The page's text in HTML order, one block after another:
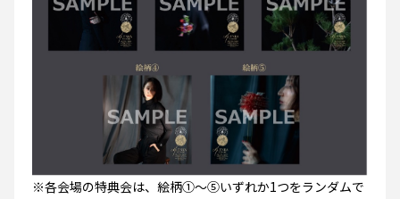
※各会場の特典会は、絵柄①～⑤いずれか1つをランダムで